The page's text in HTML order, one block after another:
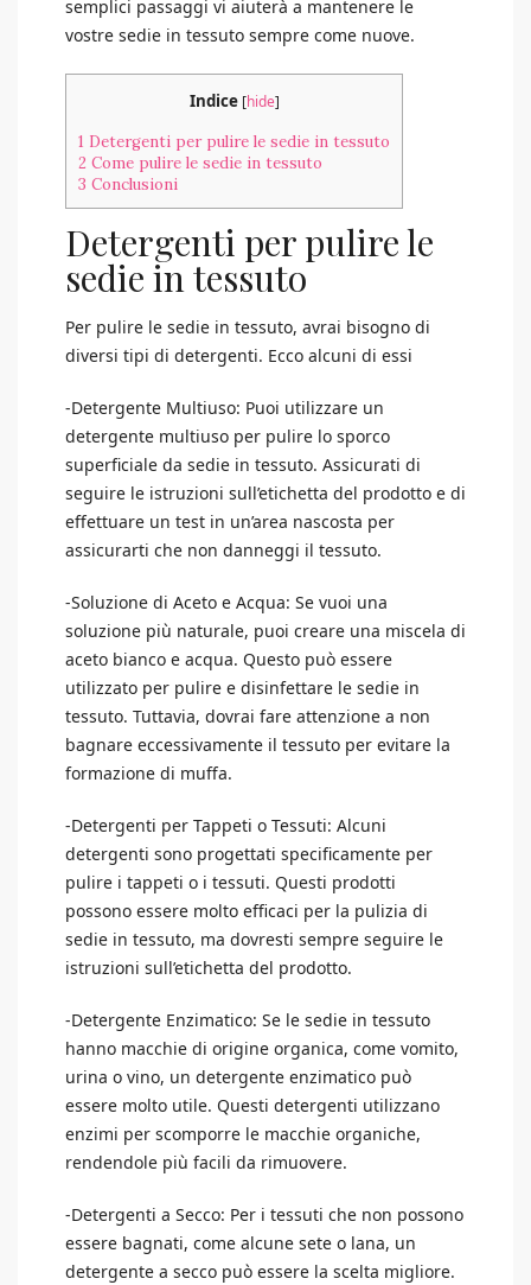
semplici passaggi vi aiuterà a mantenere le
vostre sedie in tessuto sempre come nuove.
Indice [hide]
1 Detergenti per pulire le sedie in tessuto
2 Come pulire le sedie in tessuto
3 Conclusioni
Detergenti per pulire le
sedie in tessuto
Per pulire le sedie in tessuto, avrai bisogno di
diversi tipi di detergenti. Ecco alcuni di essi
-Detergente Multiuso: Puoi utilizzare un
detergente multiuso per pulire lo sporco
superficiale da sedie in tessuto. Assicurati di
seguire le istruzioni sull’etichetta del prodotto e di
effettuare un test in un’area nascosta per
assicurarti che non danneggi il tessuto.
-Soluzione di Aceto e Acqua: Se vuoi una
soluzione più naturale, puoi creare una miscela di
aceto bianco e acqua. Questo può essere
utilizzato per pulire e disinfettare le sedie in
tessuto. Tuttavia, dovrai fare attenzione a non
bagnare eccessivamente il tessuto per evitare la
formazione di muffa.
-Detergenti per Tappeti o Tessuti: Alcuni
detergenti sono progettati specificamente per
pulire i tappeti o i tessuti. Questi prodotti
possono essere molto efficaci per la pulizia di
sedie in tessuto, ma dovresti sempre seguire le
istruzioni sull’etichetta del prodotto.
-Detergente Enzimatico: Se le sedie in tessuto
hanno macchie di origine organica, come vomito,
urina o vino, un detergente enzimatico può
essere molto utile. Questi detergenti utilizzano
enzimi per scomporre le macchie organiche,
rendendole più facili da rimuovere.
-Detergenti a Secco: Per i tessuti che non possono
essere bagnati, come alcune sete o lana, un
detergente a secco può essere la scelta migliore.